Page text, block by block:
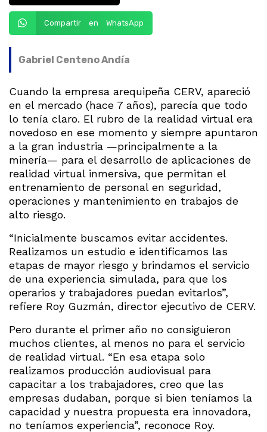
Compartir en WhatsApp
Gabriel Centeno Andía
Cuando la empresa arequipeña CERV, apareció
en el mercado (hace 7 años), parecía que todo
lo tenía claro. El rubro de la realidad virtual era
novedoso en ese momento y siempre apuntaron
a la gran industria —principalmente a la
minería— para el desarrollo de aplicaciones de
realidad virtual inmersiva, que permitan el
entrenamiento de personal en seguridad,
operaciones y mantenimiento en trabajos de
alto riesgo.
“Inicialmente buscamos evitar accidentes.
Realizamos un estudio e identificamos las
etapas de mayor riesgo y brindamos el servicio
de una experiencia simulada, para que los
operarios y trabajadores puedan evitarlos”,
refiere Roy Guzmán, director ejecutivo de CERV.
Pero durante el primer año no consiguieron
muchos clientes, al menos no para el servicio
de realidad virtual. “En esa etapa solo
realizamos producción audiovisual para
capacitar a los trabajadores, creo que las
empresas dudaban, porque si bien teníamos la
capacidad y nuestra propuesta era innovadora,
no teníamos experiencia”, reconoce Roy.